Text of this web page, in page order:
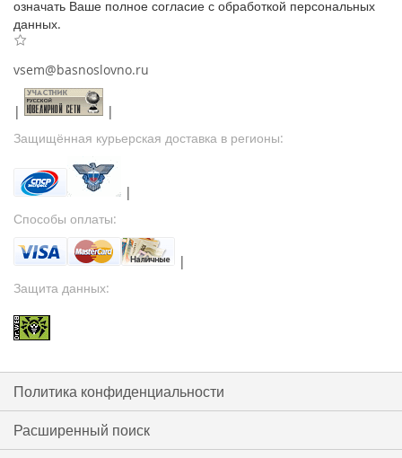
означать Ваше полное согласие с обработкой персональных
данных.
vsem@basnoslovno.ru
|
|
Защищённая курьерская доставка в регионы:
|
Способы оплаты:
|
Защита данных:
Политика конфиденциальности
Расширенный поиск